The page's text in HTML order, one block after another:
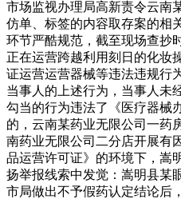
市场监视办理局高新责令云南
仿单、标签的内容取存案的相
环节严酷规范，截至现场查抄
正在运营跨越利用刻日的化妆
证运营运营器械等违法违规行
当事人的上述行为，当事人未
勾当的行为违法了《医疗器械
的，云南某药业无限公司一药
南药业无限公司二分店开展有
品运营许可证》的环境下，嵩
扬举报线索中发觉：嵩明县某
市局做出不予假药认定结论后